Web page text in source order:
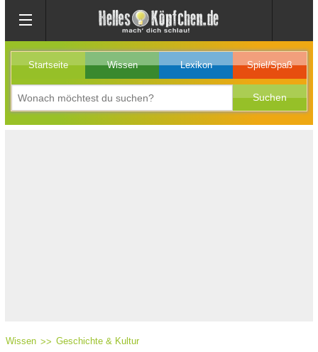
Startseite Wissen Lexikon Spiel/Spaß
Wissen Geschichte & Kultur